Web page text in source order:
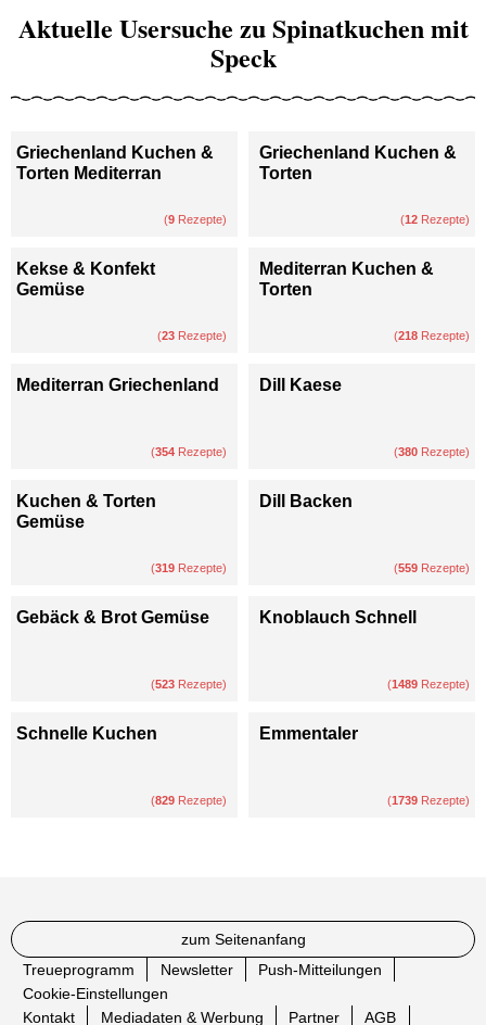
Aktuelle Usersuche zu Spinatkuchen mit
Speck
Griechenland Kuchen &
Torten Mediterran
(9 Rezepte)
Griechenland Kuchen &
Torten
(12 Rezepte)
Kekse & Konfekt
Gemüse
(23 Rezepte)
Mediterran Kuchen &
Torten
(218 Rezepte)
Mediterran Griechenland
(354 Rezepte)
Dill Kaese
(380 Rezepte)
Kuchen & Torten
Gemüse
(319 Rezepte)
Dill Backen
(559 Rezepte)
Gebäck & Brot Gemüse
(523 Rezepte)
Knoblauch Schnell
(1489 Rezepte)
Schnelle Kuchen
(829 Rezepte)
Emmentaler
(1739 Rezepte)
zum Seitenanfang
Treueprogramm
Newsletter
Push-Mitteilungen
Cookie-Einstellungen
Kontakt
Mediadaten & Werbung Partner AGB